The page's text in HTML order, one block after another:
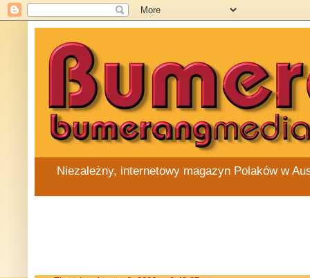
Niezależny, internetowy magazyn Polaków w